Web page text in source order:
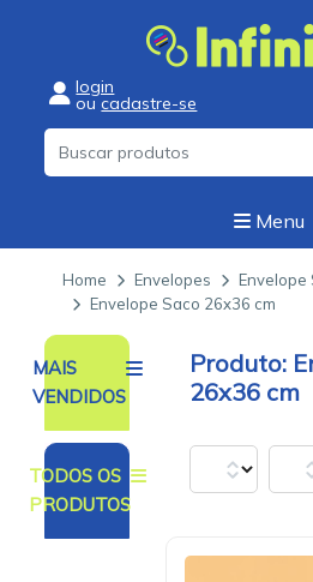
login
oucadastre-se
Menu
Home Envelopes
Envelope
Envelope Saco 26x36 cm
MAIS
VENDIDOS
26x36 cm